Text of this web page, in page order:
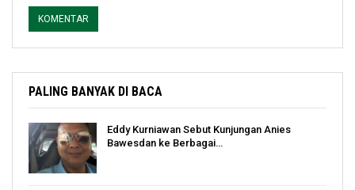
PALING BANYAK DI BACA
Eddy Kurniawan Sebut Kunjungan Anies
Bawesdan ke Berbagai…